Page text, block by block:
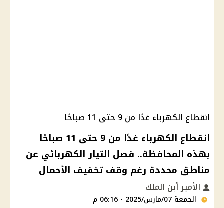
انقطاع الكهرباء غدًا من 9 حتى 11 صباحًا
انقطاع الكهرباء غدًا من 9 حتى 11 صباحًا
بهذه المحافظة.. فصل التيار الكهربائي عن
مناطق محددة رغم وقف تخفيف الأحمال
الأمير أبن الملك
الجمعة 07/مارس/2025 - 06:16 م